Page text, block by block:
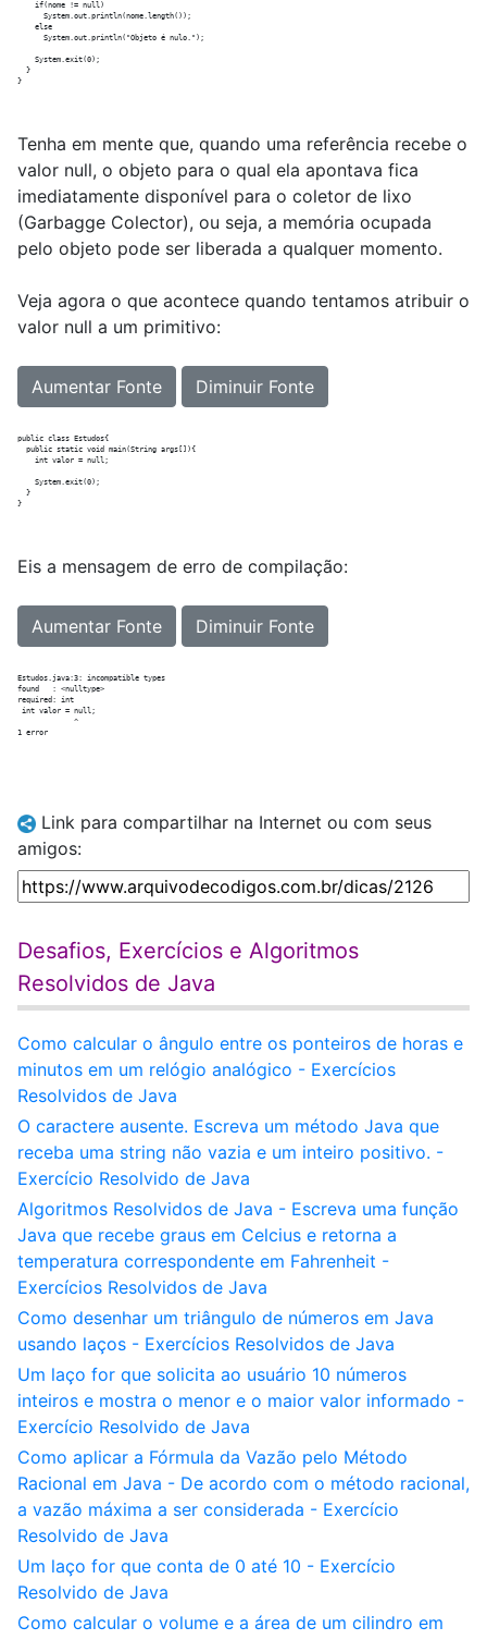
    if(nome != null)
      System.out.println(nome.length());
    else
      System.out.println("Objeto é nulo.");
    System.exit(0);
  }
Tenha em mente que, quando uma referência recebe o
valor null, o objeto para o qual ela apontava fica
imediatamente disponível para o coletor de lixo
(Garbagge Colector), ou seja, a memória ocupada
pelo objeto pode ser liberada a qualquer momento.
Veja agora o que acontece quando tentamos atribuir o
valor null a um primitivo:
Aumentar Fonte Diminuir Fonte
public class Estudos{
  public static void main(String args[]){
    int valor = null;
    System.exit(0);
  }
Eis a mensagem de erro de compilação:
Aumentar Fonte Diminuir Fonte
Estudos.java:3: incompatible types
found   : <nulltype>
required: int
int valor = null;
             ^
Link para compartilhar na Internet ou com seus
amigos:
Desafios, Exercícios e Algoritmos
Resolvidos de Java
Como calcular o ângulo entre os ponteiros de horas e
minutos em um relógio analógico - Exercícios
Resolvidos de Java
O caractere ausente. Escreva um método Java que
receba uma string não vazia e um inteiro positivo. -
Exercício Resolvido de Java
Algoritmos Resolvidos de Java - Escreva uma função
Java que recebe graus em Celcius e retorna a
temperatura correspondente em Fahrenheit -
Exercícios Resolvidos de Java
Como desenhar um triângulo de números em Java
usando laços - Exercícios Resolvidos de Java
Um laço for que solicita ao usuário 10 números
inteiros e mostra o menor e o maior valor informado -
Exercício Resolvido de Java
Como aplicar a Fórmula da Vazão pelo Método
Racional em Java - De acordo com o método racional,
a vazão máxima a ser considerada - Exercício
Resolvido de Java
Um laço for que conta de 0 até 10 - Exercício
Resolvido de Java
Como calcular o volume e a área de um cilindro em